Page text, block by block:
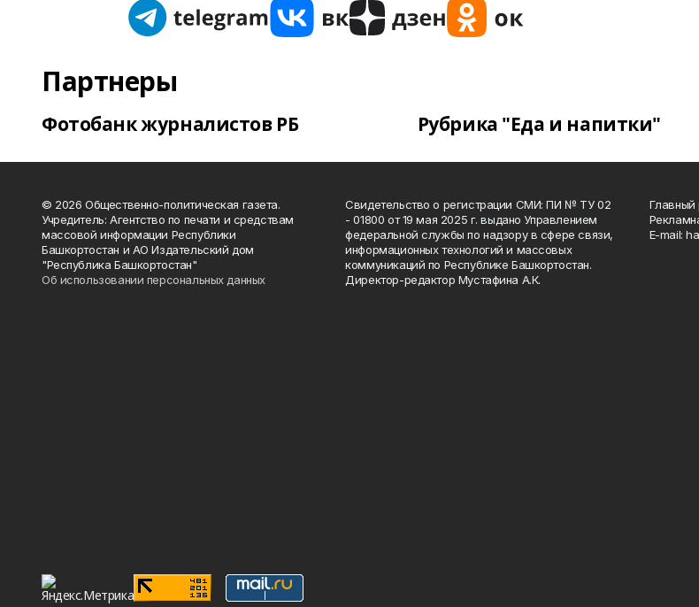
Партнеры
Фотобанк журналистов РБ Рубрика "Еда и напитки"
© 2026 Общественно-политическая газета.
Учредитель: Агентство по печати и средствам
массовой информации Республики
Башкортостан и АО Издательский дом
"Республика Башкортостан"
Об использовании персональных данных
Свидетельство о регистрации СМИ: ПИ № ТУ 02
- 01800 от 19 мая 2025 г. выдано Управлением
федеральной службы по надзору в сфере связи,
информационных технологий и массовых
коммуникаций по Республике Башкортостан.
Директор-редактор Мустафина А.К.
Главный
Е-mаil: